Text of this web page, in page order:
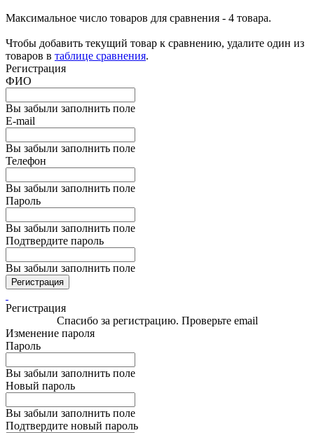
Максимальное число товаров для сравнения - 4 товара.
Чтобы добавить текущий товар к сравнению, удалите один из
товаров в таблице сравнения.
Регистрация
ФИО
Вы забыли заполнить поле
E-mail
Вы забыли заполнить поле
Телефон
Вы забыли заполнить поле
Пароль
Вы забыли заполнить поле
Подтвердите пароль
Вы забыли заполнить поле
Регистрация
Регистрация
Спасибо за регистрацию. Проверьте email
Изменение пароля
Пароль
Вы забыли заполнить поле
Новый пароль
Вы забыли заполнить поле
Подтвердите новый пароль